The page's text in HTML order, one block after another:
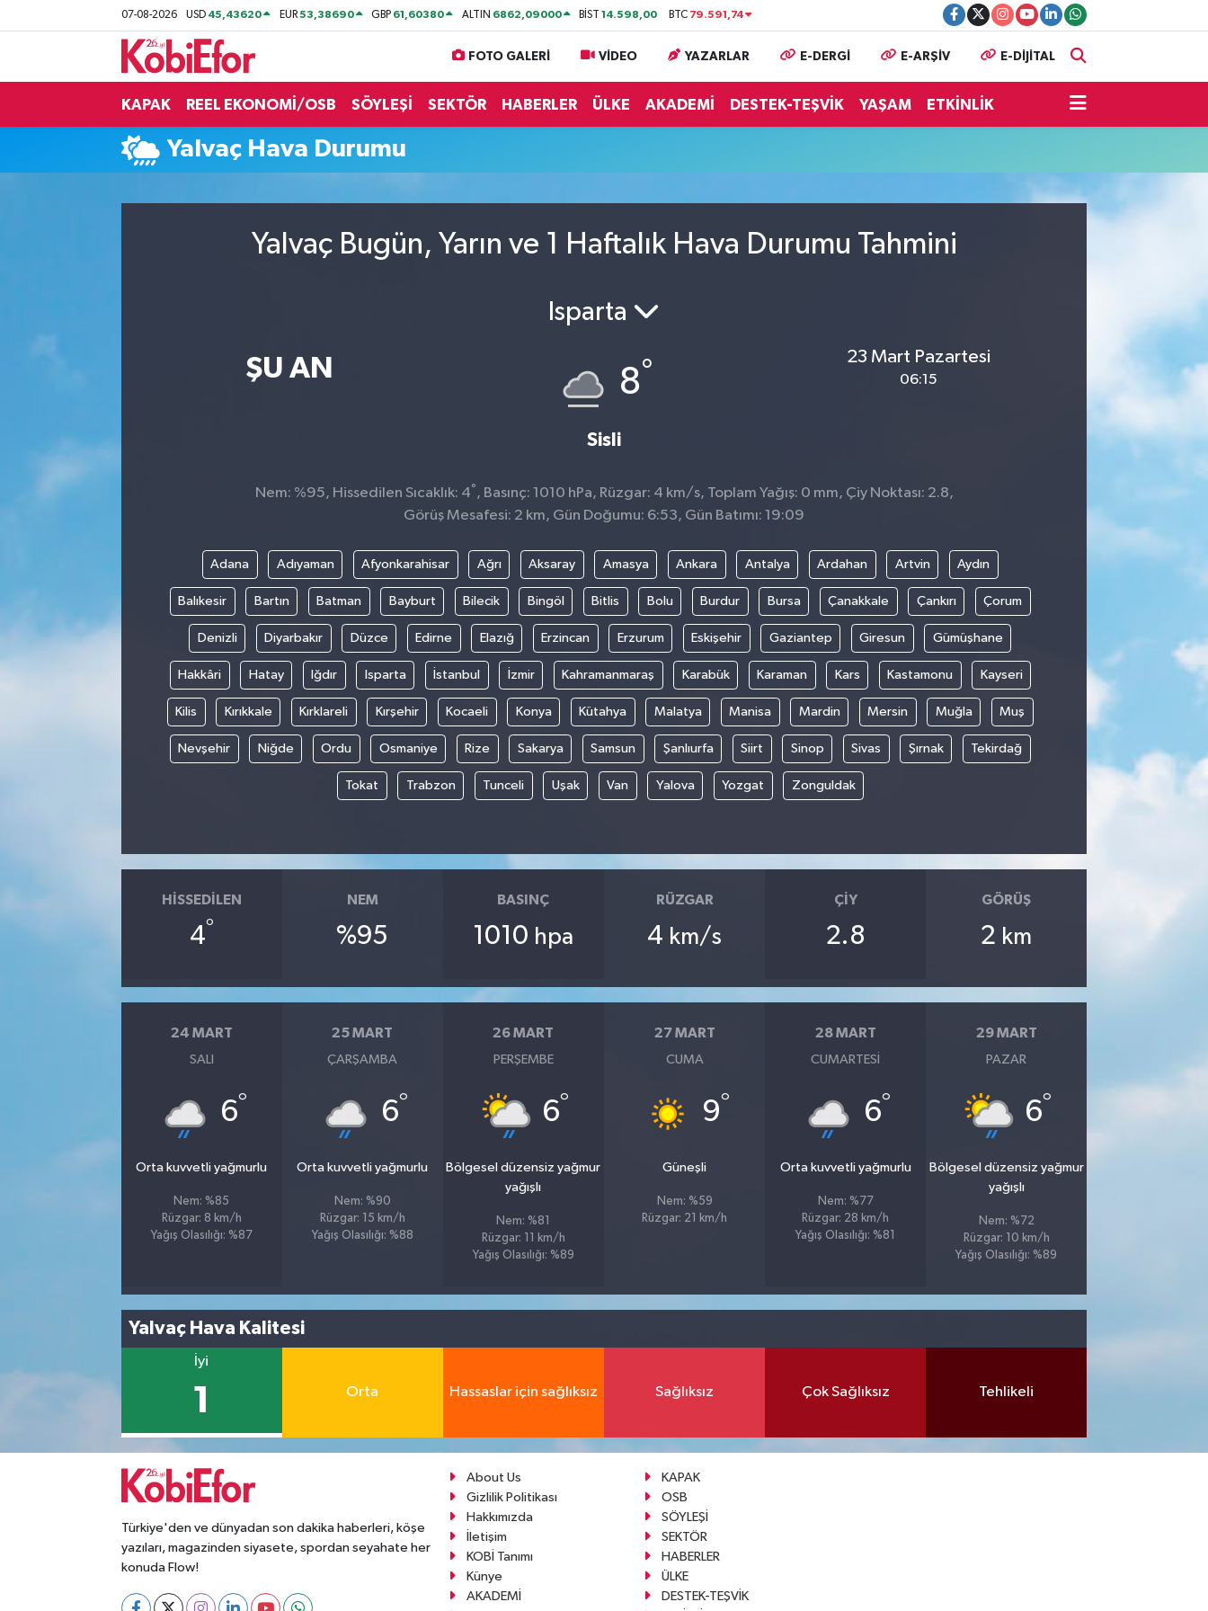
07-08-2026 USD 45,43620 EUR53,38690 GBP 61,60380 ALTIN 6862,09000 BİST14.598,00 BTC 79.591,74
FOTO GALERİ VİDEO YAZARLAR E-DERGİ E-ARŞİV E-DİJİTAL
KAPAK REEL EKONOMİ/OSB SÖYLEŞİ SEKTÖR HABERLER ÜLKE AKADEMİ DESTEK-TEŞVİK YAŞAM ETKİNLİK
Yalvaç Hava Durumu
Yalvaç Bugün, Yarın ve 1 Haftalık Hava Durumu Tahmini
ŞU AN
Isparta
8°
Sisli
23 Mart Pazartesi
06:15
Nem: %95, Hissedilen Sıcaklık: 4° , Basınç: 1010 hPa, Rüzgar: 4 km/s, Toplam Yağış: 0 mm, Çiy Noktası: 2.8,
Görüş Mesafesi: 2 km, Gün Doğumu: 6:53, Gün Batımı: 19:09
Adana Adıyaman Afyonkarahisar Ağrı Aksaray Amasya Ankara Antalya Ardahan Artvin Aydın
Balıkesir Bartın Batman Bayburt Bilecik Bingöl Bitlis Bolu Burdur Bursa Çanakkale Çankırı Çorum
Denizli Diyarbakır Düzce Edirne Elazığ Erzincan Erzurum Eskişehir Gaziantep Giresun Gümüşhane
Hakkâri Hatay Iğdır Isparta İstanbul İzmir Kahramanmaraş Karabük Karaman Kars Kastamonu Kayseri
Kilis Kırıkkale Kırklareli Kırşehir Kocaeli Konya Kütahya Malatya Manisa Mardin Mersin Muğla Muş
Nevşehir Niğde Ordu Osmaniye Rize Sakarya Samsun Şanlıurfa Siirt Sinop Sivas Şırnak Tekirdağ
Tokat Trabzon Tunceli Uşak Van Yalova Yozgat Zonguldak
HISSEDILEN
4°
NEM
%95
BASINÇ
1010 hpa
RÜZGAR
4 km/s
ÇIY
2.8
GÖRÜŞ
2 km
24 MART
SALI
6°
Orta kuvvetli yağmurlu
Nem: %85
Rüzgar: 8 km/h
Yağış Olasılığı: %87
25 MART
ÇARŞAMBA
6°
Orta kuvvetli yağmurlu
Nem: %90
Rüzgar: 15 km/h
Yağış Olasılığı: %88
26 MART
PERŞEMBE
6°
Bölgesel düzensiz yağmur
yağışlı
Nem: %81
Rüzgar: 11 km/h
Yağış Olasılığı: %89
27 MART
CUMA
9°
Güneşli
Nem: %59
Rüzgar: 21 km/h
28 MART
CUMARTESI
6°
Orta kuvvetli yağmurlu
Nem: %77
Rüzgar: 28 km/h
Yağış Olasılığı: %81
29 MART
PAZAR
6°
Bölgesel düzensiz yağmur
yağışlı
Nem: %72
Rüzgar: 10 km/h
Yağış Olasılığı: %89
Yalvaç Hava Kalitesi
İyi
1 Orta Hassaslar için sağlıksız Sağlıksız Çok Sağlıksız Tehlikeli
Türkiye'den ve dünyadan son dakika haberleri, köşe
yazıları, magazinden siyasete, spordan seyahate her
konuda Flow!
About Us
KAPAK
Gizlilik Politikası
OSB
Hakkımızda
SÖYLEŞİ
İletişim
SEKTÖR
KOBİ Tanımı
HABERLER
Künye
ÜLKE
AKADEMİ
DESTEK-TEŞVİK
BİLİŞİM PANO
DESTEK-TEŞVİK
YAŞAM